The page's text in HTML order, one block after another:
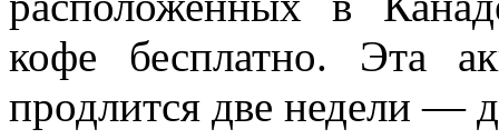
кофе бесплатно. Эта
продлится две недели —